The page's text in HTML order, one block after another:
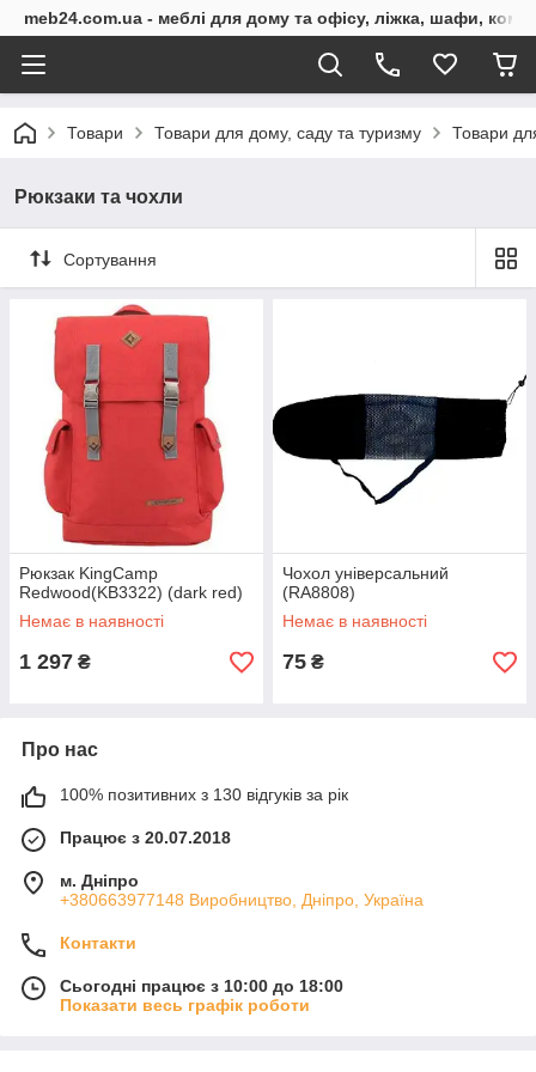
meb24.com.ua - меблі для дому та офісу, ліжка, шафи,
Товари Товари для дому, саду та туризму Товари
Рюкзаки та чохли
Сортування
Рюкзак KingCamp
Redwood(KB3322) (dark red)
Немає в наявності
1 297 ₴
Чохол універсальний
(RA8808)
Немає в наявності
75 ₴
Про нас
100% позитивних з 130 відгуків за рік
Працює з 20.07.2018
м. Дніпро
+380663977148 Виробництво, Дніпро, Україна
Контакти
Сьогодні працює з 10:00 до 18:00
Показати весь графік роботи